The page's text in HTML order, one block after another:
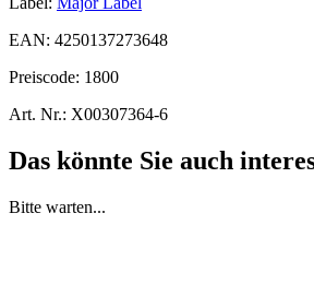
EAN: 4250137273648
Preiscode: 1800
Art. Nr.: X00307364-6
Das könnte Sie auch
Bitte warten...